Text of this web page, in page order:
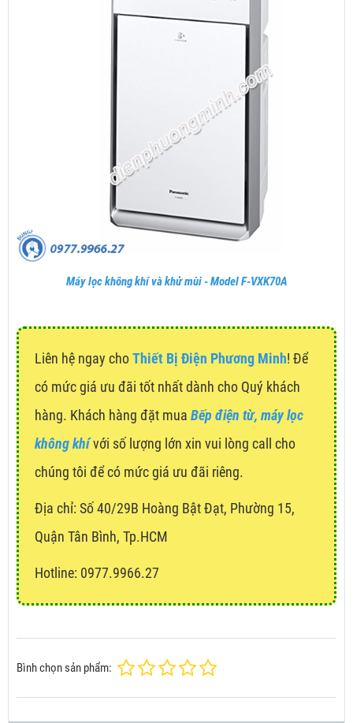
Máy lọc không khí và khử mùi - Model F-VXK70A
Liên hệ ngay choThiết Bị Điện Phương Minh! Để
có mức giá ưu đãi tốt nhất dành cho Quý khách
hàng. Khách hàng đặt mua Bếp điện từ, máy lọc
không khívới số lượng lớn xin vui lòng call cho
chúng tôi để có mức giá ưu đãi riêng.
Địa chỉ: Số 40/29B Hoàng Bật Đạt, Phường 15,
Quận Tân Bình, Tp.HCM
Hotline: 0977.9966.27
Bình chọn sản phẩm: